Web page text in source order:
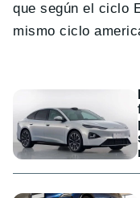
que según el ciclo
mismo ciclo